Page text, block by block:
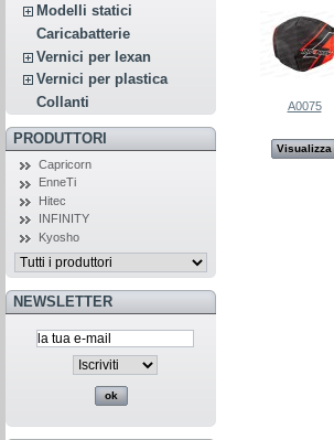
Modelli statici
Caricabatterie
Vernici per lexan
Vernici per plastica
Collanti
PRODUTTORI
Capricorn
EnneTi
Hitec
INFINITY
Kyosho
NEWSLETTER
A0075
Visualizza